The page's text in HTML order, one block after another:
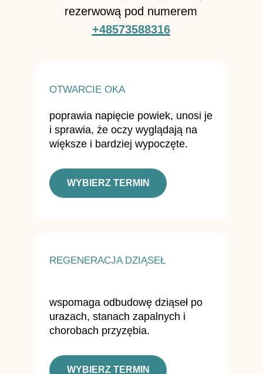
rezerwową pod numerem
+48573588316
poprawia napięcie powiek, unosi je
i sprawia, że oczy wyglądają na
większe i bardziej wypoczęte.
OTWARCIE OKA
WYBIERZ TERMIN
REGENERACJA DZIĄSEŁ
wspomaga odbudowę dziąseł po
urazach, stanach zapalnych i
chorobach przyzębia.
WYBIERZ TERMIN